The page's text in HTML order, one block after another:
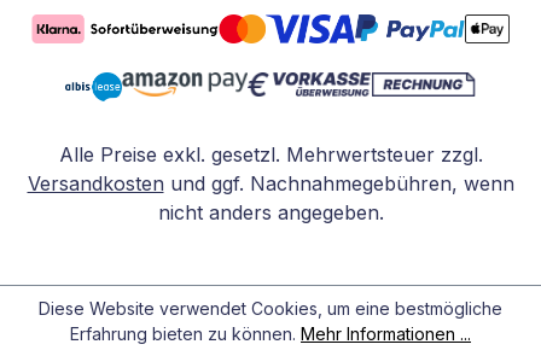
Alle Preise exkl. gesetzl. Mehrwertsteuer zzgl.
Versandkosten und ggf. Nachnahmegebühren, wenn
nicht anders angegeben.
Diese Website verwendet Cookies, um eine bestmögliche
Erfahrung bieten zu können. Mehr Informationen ...